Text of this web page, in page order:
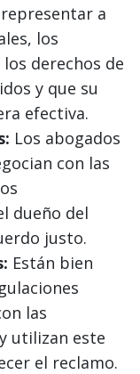
a
los
derechos de
y que su
efectiva.
Los abogados
con las
dueño del
justo.
Están bien
las
utilizan este
el reclamo.